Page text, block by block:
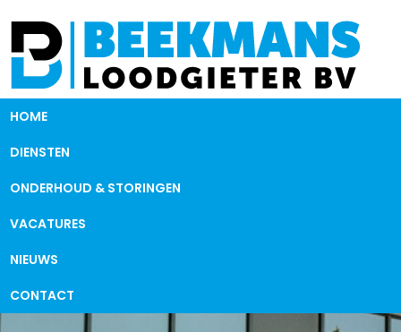
HOME
DIENSTEN
ONDERHOUD & STORINGEN
VACATURES
NIEUWS
CONTACT